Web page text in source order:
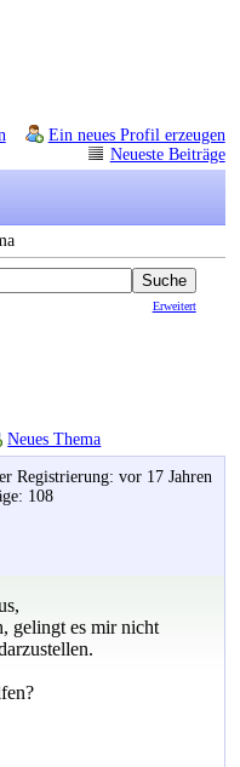
Ein neues Profil erzeugen
Neueste Beiträge
Erweitert
Neues Thema
Registrierung: vor 17 Jahren
108
gelingt es mir nicht